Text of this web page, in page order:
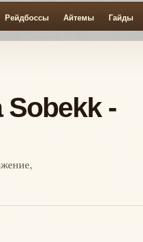
Рейдбоссы Айтемы Гайды
Sobekk -